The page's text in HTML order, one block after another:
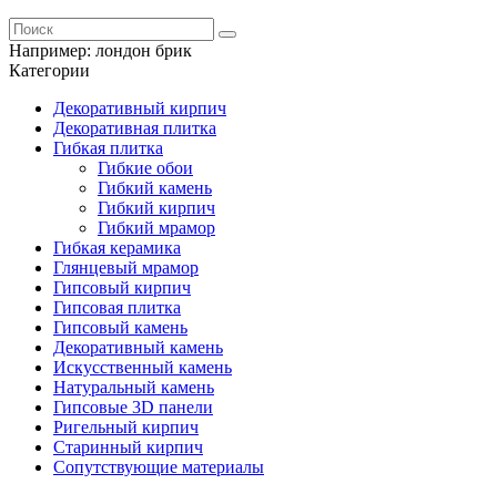
Например: лондон брик
Категории
Декоративный кирпич
Декоративная плитка
Гибкая плитка
Гибкие обои
Гибкий камень
Гибкий кирпич
Гибкий мрамор
Гибкая керамика
Глянцевый мрамор
Гипсовый кирпич
Гипсовая плитка
Гипсовый камень
Декоративный камень
Искусственный камень
Натуральный камень
Гипсовые 3D панели
Ригельный кирпич
Старинный кирпич
Сопутствующие материалы